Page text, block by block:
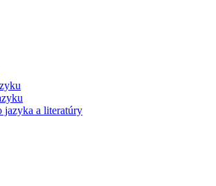
jazyka a literatúry